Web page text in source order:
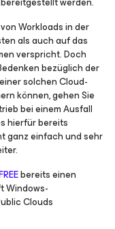
Workloads in der
als auchauf das
verspricht. Doch
bezüglich der
solchen Cloud-
können, gehen Sie
bei einem Ausfall
hierfür bereits
ganz einfach und sehr
bereits einen
Windows-
Clouds